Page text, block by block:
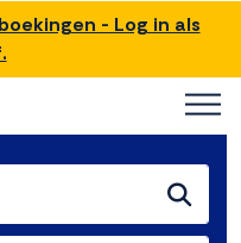
- Log in als